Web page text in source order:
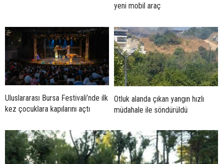
yeni mobil araç
Uluslararası Bursa Festivali’nde ilk
kez çocuklara kapılarını açtı
Otluk alanda çıkan yangın hızlı
müdahale ile söndürüldü